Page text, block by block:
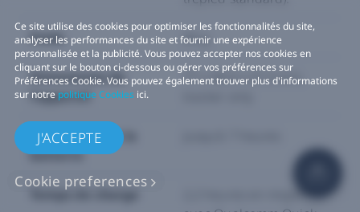
Poids 94 g
Dimensions de
l'appareil
77 x 58.6 x 27.3 mm,
Autonomie de la
batterie
Temps de charge
2,2 heures en moyenne
Ce site utilise des cookies pour optimiser les fonctionnalités du site,
analyser les performances du site et fournir une expérience
personnalisée et la publicité. Vous pouvez accepter nos cookies en
cliquant sur le bouton ci-dessous ou gérer vos préférences sur
Préférences Cookie. Vous pouvez également trouver plus d'informations
sur notre politique Cookies ici.
J'ACCEPTE
Cookie preferences